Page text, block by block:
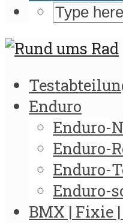
Enduro
Enduro-
Enduro-
Enduro-
Enduro-
BMX | Fixie